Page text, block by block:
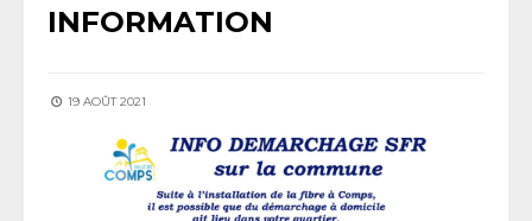
INFORMATION
19 AOÛT 2021